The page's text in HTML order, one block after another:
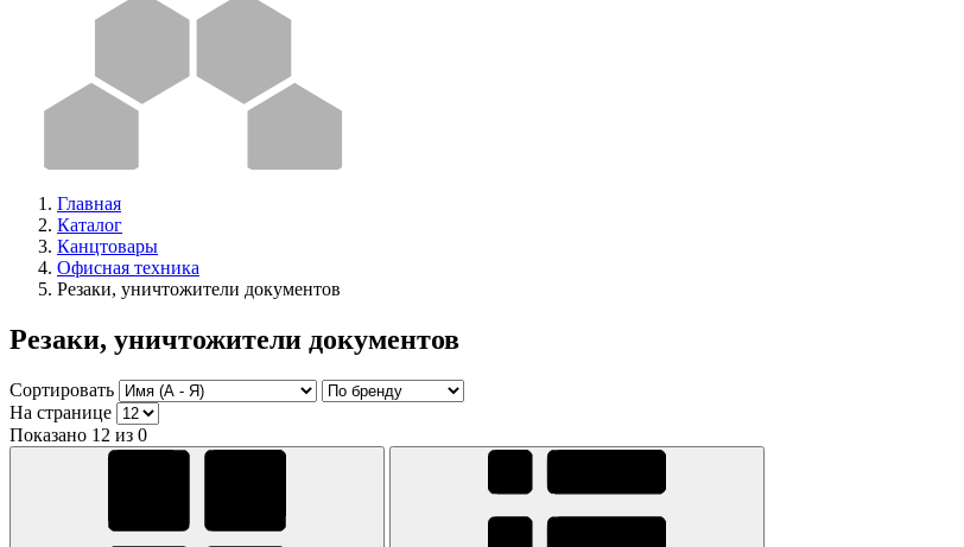
Главная
Каталог
Канцтовары
Офисная техника
Резаки, уничтожители документов
Резаки, уничтожители документов
Сортировать
На странице
Показано 12 из 0